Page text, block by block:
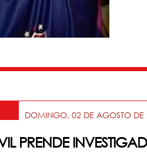
DOMINGO, 02 DE AGOSTO DE
PRENDE